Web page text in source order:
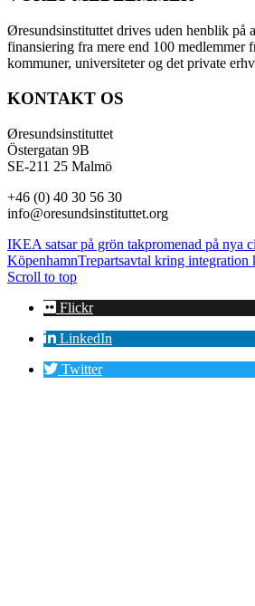
Øresundsinstituttet drives uden henblik på
finansiering fra mere end 100 medlemmer
kommuner, universiteter og det private
KONTAKT OS
Øresundsinstituttet
Östergatan 9B
SE-211 25 Malmö
+46 (0) 40 30 56 30
info@oresundsinstituttet.org
IKEA satsar på grön takpromenad på nya
KöpenhamnTrepartsavtal kring integration
Scroll to top
Flickr
LinkedIn
Twitter